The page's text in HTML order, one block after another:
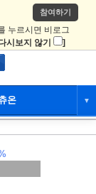
참여하기
누르시면 비로그
시보지 않기 ]
온 ▼